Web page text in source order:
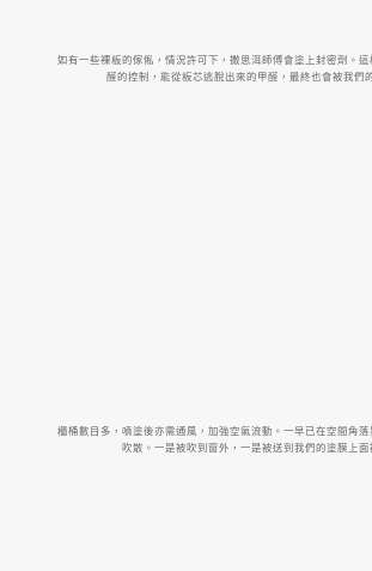
如有一些裸板的傢俬，情況許可下，撒思洱師傅會塗上封密劑。
醛的控制，能從板芯逃脫出來的甲醛，最終也會被我們
櫃桶數目多，噴塗後亦需通風，加強空氣流動。一早已在空間角
吹散。一是被吹到窗外，一是被送到我們的塗膜上面